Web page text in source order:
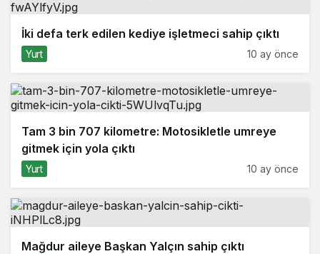
İki defa terk edilen kediye işletmeci sahip çıktı
Yurt 10 ay önce
Tam 3 bin 707 kilometre: Motosikletle umreye
gitmek için yola çıktı
Yurt 10 ay önce
Mağdur aileye Başkan Yalçın sahip çıktı